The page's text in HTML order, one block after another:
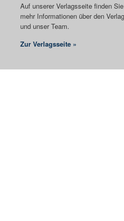
Auf unserer Verlagsseite finden Sie
mehr Informationen über den Verlag
und unser Team.
Zur Verlagsseite »